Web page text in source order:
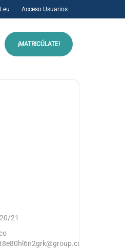
Acceso Usuarios
¡MATRICÚLATE!
21